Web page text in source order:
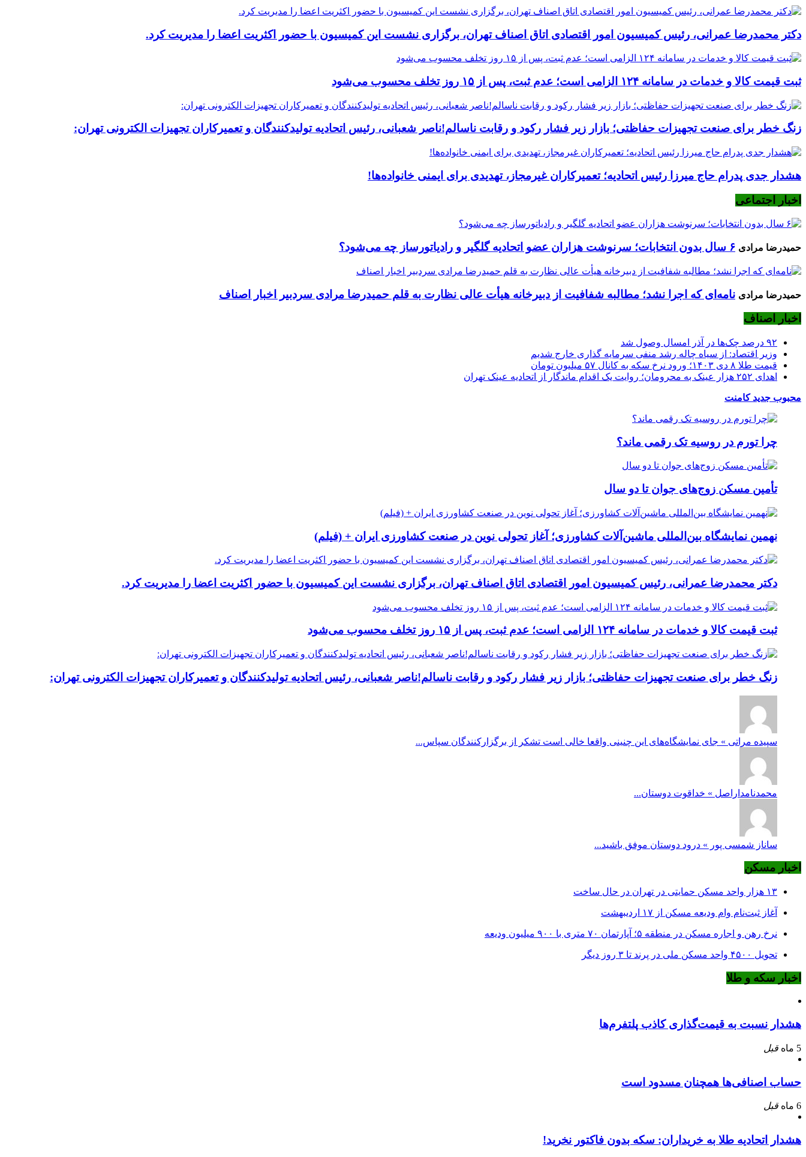
دکتر محمدرضا عمرانی، رئیس کمیسیون امور اقتصادی اتاق اصناف تهران، برگزاری نشست این کمیسیون با حضور اکثریت اعضا را مدیریت کرد.
ثبت قیمت کالا و خدمات در سامانه ۱۲۴ الزامی است؛ عدم ثبت، پس از ۱۵ روز تخلف محسوب می‌شود
زنگ خطر برای صنعت تجهیزات حفاظتی؛ بازار زیر فشار رکود و رقابت ناسالم!ناصر شعبانی، رئیس اتحادیه تولیدکنندگان و تعمیرکاران تجهیزات الکترونی تهران:
هشدار جدی پدرام حاج میرزا رئیس اتحادیه؛ تعمیرکاران غیرمجاز، تهدیدی برای ایمنی خانواده‌ها!
اخبار اجتماعی
حمیدرضا مرادی ۶ سال بدون انتخابات؛ سرنوشت هزاران عضو اتحادیه گلگیر و رادیاتورساز چه می‌شود؟
حمیدرضا مرادی نامه‌ای که اجرا نشد؛ مطالبه شفافیت از دبیرخانه هیأت عالی نظارت به قلم حمیدرضا مرادی سردبیر اخبار اصناف
اخبار اصناف
۹۲ درصد چک‌ها در آذر امسال وصول شد
وزیر اقتصاد: از سیاه چاله رشد منفی سرمایه گذاری خارج شدیم
قیمت طلا ۸ دی ۱۴۰۳؛ ورود نرخ سکه به کانال ۵۷ میلیون تومان
اهدای ۲۵۲ هزار عینک به محرومان؛ روایت یک اقدام ماندگار از اتحادیه عینک تهران
محبوب جدیدکامنت
چرا تورم در روسیه تک رقمی ماند؟
تأمین مسکن زوج‌های جوان تا دو سال
نهمین نمایشگاه بین‌المللی ماشین‌آلات کشاورزی؛ آغاز تحولی نوین در صنعت کشاورزی ایران + (فیلم)
دکتر محمدرضا عمرانی، رئیس کمیسیون امور اقتصادی اتاق اصناف تهران، برگزاری نشست این کمیسیون با حضور اکثریت اعضا را مدیریت کرد.
ثبت قیمت کالا و خدمات در سامانه ۱۲۴ الزامی است؛ عدم ثبت، پس از ۱۵ روز تخلف محسوب می‌شود
زنگ خطر برای صنعت تجهیزات حفاظتی؛ بازار زیر فشار رکود و رقابت ناسالم!ناصر شعبانی، رئیس اتحادیه تولیدکنندگان و تعمیرکاران تجهیزات الکترونی تهران:
سپیده مراتی » جای نمایشگاه‌های این چنینی واقعا خالی است تشکر از برگزارکنندگان سپاس...
محمدنامداراصل » خداقوت دوستان...
ساناز شمسی پور » درود دوستان موفق باشید...
اخبار مسکن
۱۳ هزار واحد مسکن حمایتی در تهران در حال ساخت
آغاز ثبت‌نام وام ودیعه مسکن از ۱۷ اردیبهشت
نرخ‌ رهن و اجاره مسکن در منطقه ۵؛ آپارتمان ۷۰ متری با ۹۰۰ میلیون ودیعه
تحویل ۴۵۰۰ واحد مسکن ملی در پرند تا ۳ روز دیگر
اخبار سکه و طلا
هشدار نسبت به قیمت‌گذاری کاذب پلتفرم‌ها
5 ماه قبل
حساب اصنافی‌ها همچنان مسدود است
6 ماه قبل
هشدار اتحادیه طلا به خریداران: سکه بدون فاکتور نخرید!